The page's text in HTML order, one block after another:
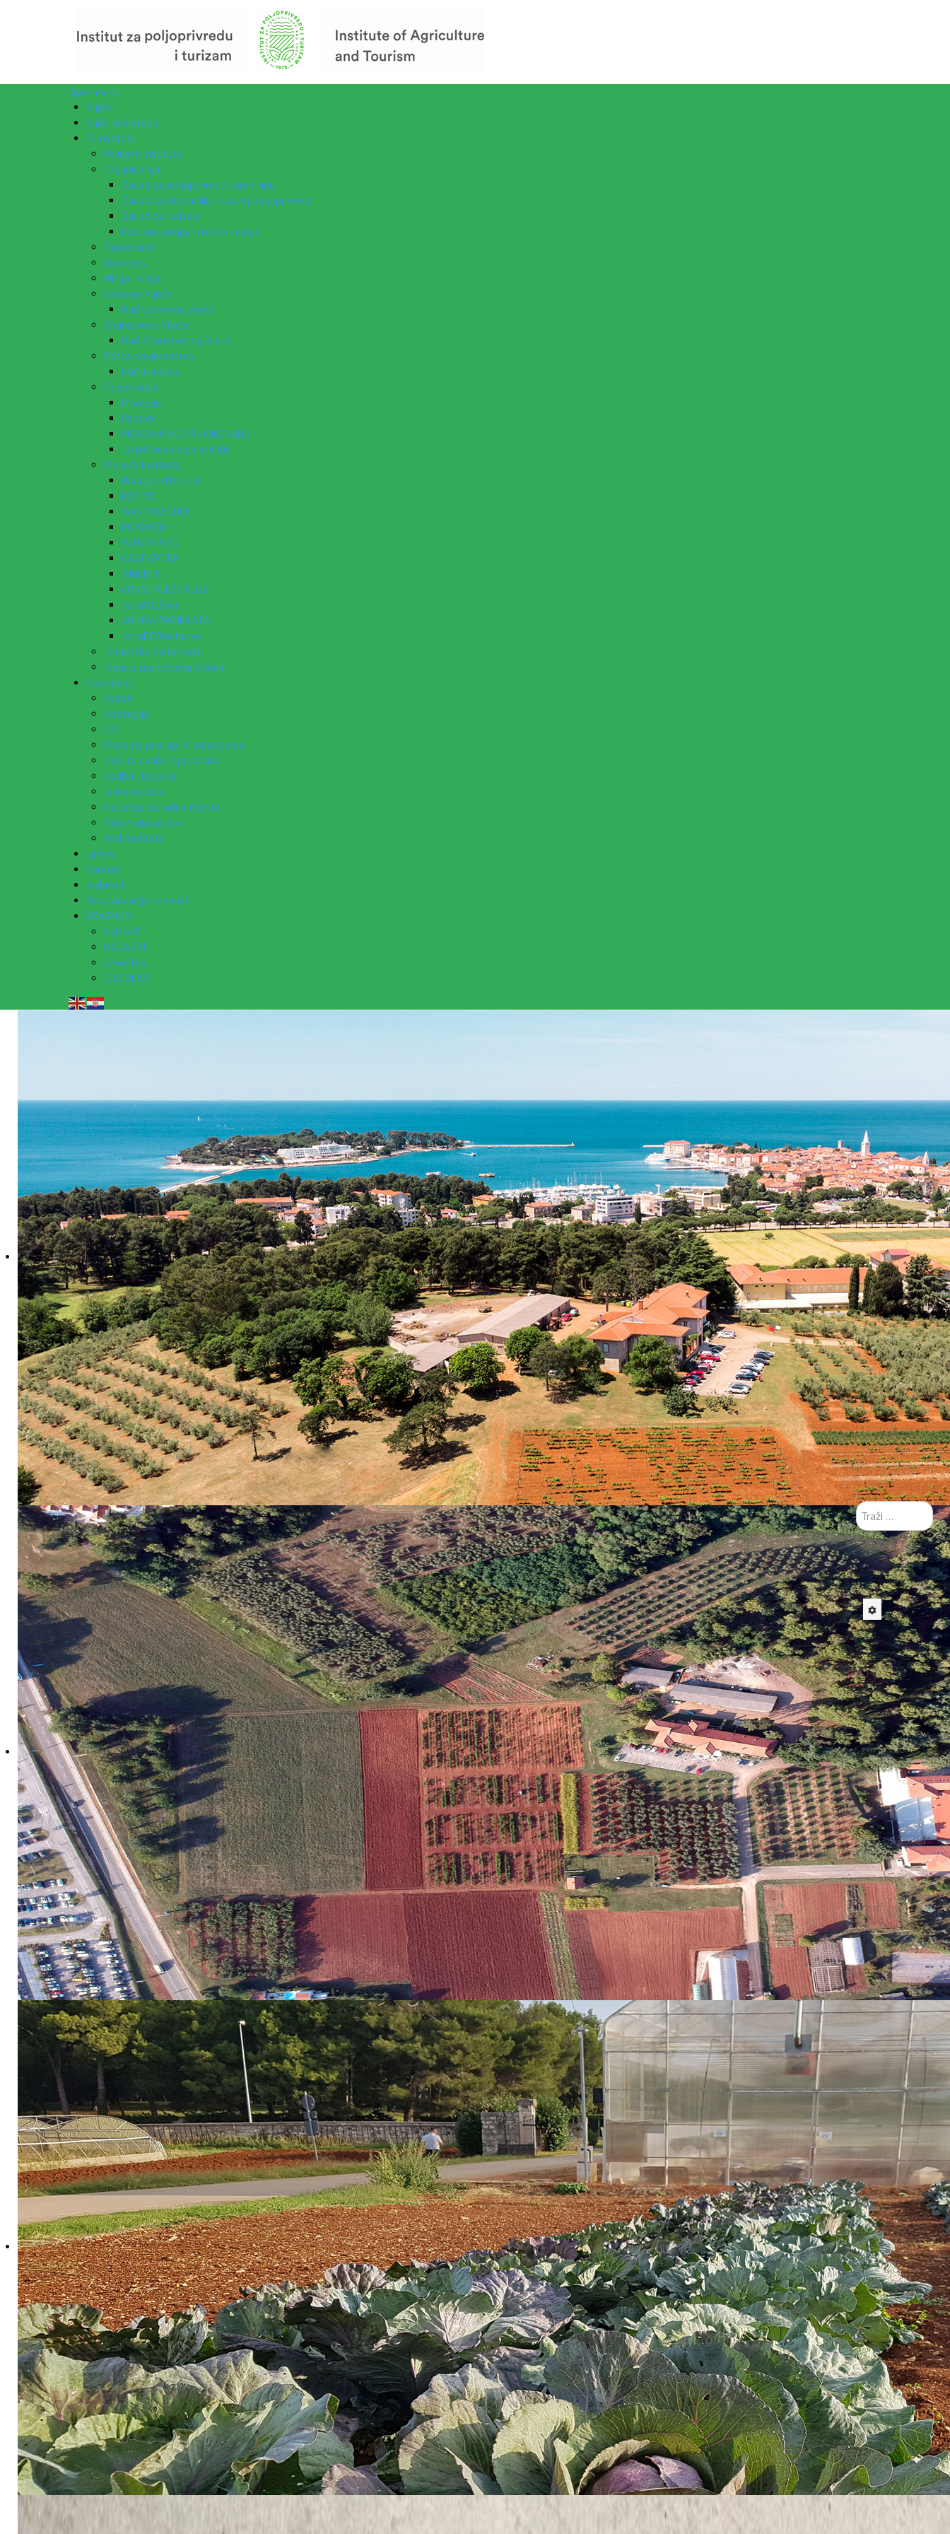
Open menu
Vijesti
Riječ ravnatelja
O Institutu
Povijest Instituta
Organizacija
Zavod za poljoprivredu i prehranu
Zavod za ekonomiku i razvoj poljoprivrede
Zavod za turizam
Pokusno poljoprivredno imanje
Zaposlenici
Euraxess
Misija i vizija
Upravno Vijeće
Rad Upravnog vijeća
Znanstveno Vijeće
Rad Znanstvenog vijeća
Etičko povjerenstvo
Etički kodeks
Financiranje
Proračun
Potpore
PROGRAMSKO FINANCIRANJE
Izvještavanje po uredbi
Projekti Instituta
Dialogue4Tourism
REVIVE
WASTEREDUCE
MITOMED+
WINTERMED
CASTWATER
INHERIT
CONSUMLESS PLUS
IstraOILFest
ARHIVA PROJEKATA
IstraECOinclusive
Izdavačka djelatnost
Izbor u znanstvena zvanja
Dokumenti
Statut
Strategija
CIP
Pravo na pristup informacijama
Zaštita osobnih podataka
Godišnji izvještaj
Javna nabava
Natječaji za radna mjesta
Zakonodavni okvir
Akti Instituta
Linkovi
Kontakt
webmail
Popularizacija znanosti
ERASMUS+
HyPro4ST
DIGIAGRI
GreenTea
CIRCOLIVE
Wine & Olive Oil Shop
Ažurirano: 27 Svibanj 2025
Cjenik / Price list
Šifra usluge Vrsta proizvoda
Jedinična cijena
s PDV-om u EUR
Jedinična cijena
s PDV-om u HRK
MU0.25 Ekstra djevičansko maslinovo ulje / boca 0,25 L 8,00 € 60,28 kn
MU0.50 Ekstra djevičansko maslinovo ulje / boca 0,50 L 12,00 € 90,41 kn
MU0.75 Ekstra djevičansko maslinovo ulje / boca 0,75 L 16,00 € 120,55 kn
MU1.0 Ekstra djevičansko maslinovo ulje / limenka 1,0 L 20,00 € 150,69 kn
MU3.0 Ekstra djevičansko maslinovo ulje / limenka 3,0 L 54,00 € 406,86 kn
VMal0.75 Vino bijelo Malvazija istarska - Chardonnay "Karlo Hugues" / butelja 0,75 L 7,00 € 52,74 kn
Vrinf1.0 Vino bijelo Malvazija istarska - Chardonnay, rinfuza 1 L 3,00 € 22,60 kn
Vrinf3.0 Vino bijelo Malvazija istarska - Chardonnay, rinfuza 3 L 9,00 € 67,81 kn
Vrinf5.0 Vino bijelo Malvazija istarska - Chardonnay, rinfuza 5 L 15,00 € 113,02 kn
Garl1.0 Češnjak vez / Veliki 10,00 € 75,35 kn
Garl0.5 Češnjak vez / Mali 8,00 € 60,28 kn
GarlRINF Češnjak rinfuza kg 7,00 € 52,74 kn
Cjenik ambalaže Ambalaža - Plastična boca 1 litra 0,35 € 2,64 kn
Ambalaža - Plastična boca 3 litre 0,85 € 6,40 kn
Ambalaža - Plastična boca 5 litara 6,78 kn
Maslinovo ulje / Olive oil - PRODANO / SOLD OUT
Traži
...